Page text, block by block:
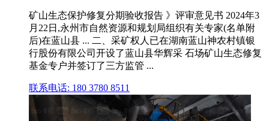
矿山生态保护修复分期验收报告 》评审意见书 2024年3
月22日,永州市自然资源和规划局组织有关专家(名单附
后)在蓝山县 ... 二、采矿权人已在湖南蓝山神农村镇银
行股份有限公司开设了蓝山县华辉采 石场矿山生态修复
基金专户并签订了三方监管 ...
联系电话: 180 3780 8511